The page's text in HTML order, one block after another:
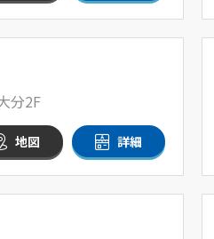
分2F
地図 詳細